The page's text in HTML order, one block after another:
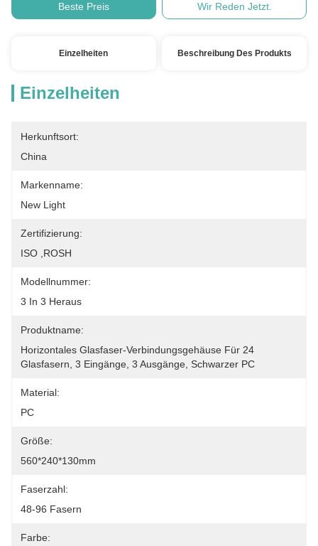
Beste Preis Wir Reden Jetzt.
Einzelheiten Beschreibung Des Produkts
Einzelheiten
Herkunftsort:
China
Markenname:
New Light
Zertifizierung:
ISO ,ROSH
Modellnummer:
3 In 3 Heraus
Produktname:
Horizontales Glasfaser-Verbindungsgehäuse Für 24
Glasfasern, 3 Eingänge, 3 Ausgänge, Schwarzer PC
Material:
PC
Größe:
560*240*130mm
Faserzahl:
48-96 Fasern
Farbe: